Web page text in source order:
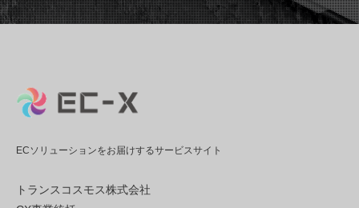
ECソリューションをお届けするサービスサイト
トランスコスモス株式会社